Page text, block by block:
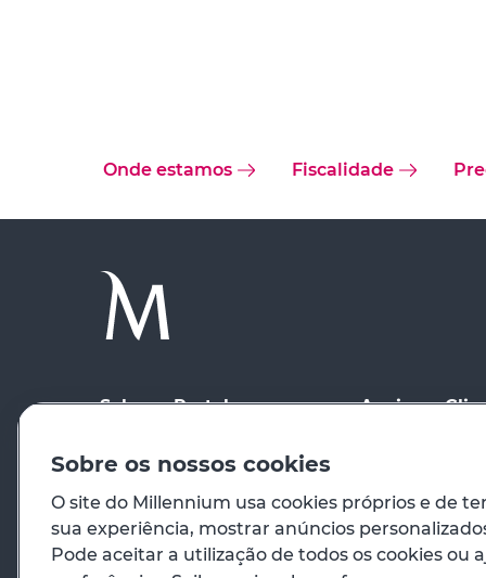
Onde estamos Fiscalidade
Sobre o Portal
Condições de Utilização
Segurança
Registo
Apoio ao
Ajuda
Contactos
Sobre os nossos cookies
O site do Millennium usa cookies próprios e de
sua experiência, mostrar anúncios
Pode aceitar a utilização de todos os cookies ou